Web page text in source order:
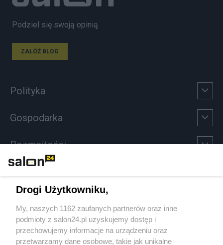
Podziel się swoją opinią
ZAŁÓŻ BLOG
Polityka
Gospodarka
Rozmaitości
Sport
Społeczeństwo
Drogi Użytkowniku,
My, naszych 1162 zaufanych partnerów oraz inne
podmioty z salon24.pl uzyskujemy dostęp i
przechowujemy informacje na urządzeniu oraz
przetwarzamy dane osobowe, takie jak unikalne